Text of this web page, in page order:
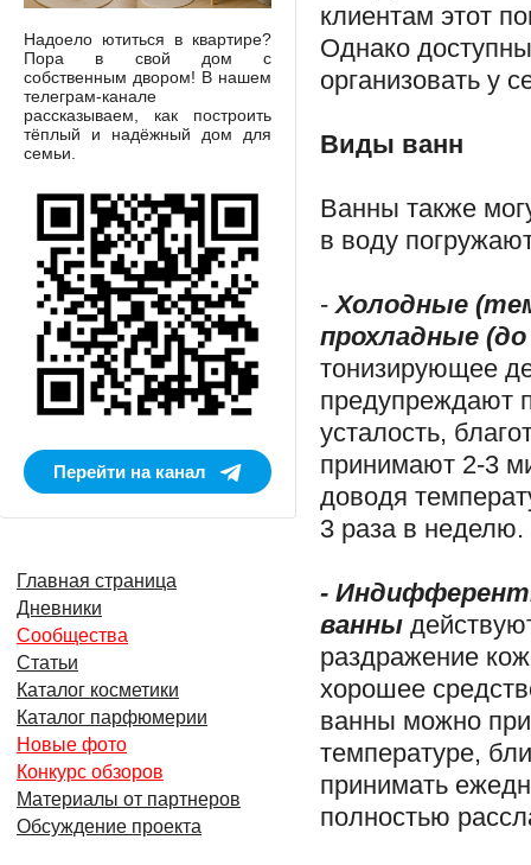
клиентам этот
Однако
организовать у
Виды ванн
Ванны также
в воду
-Холодные
прохладные
тонизирующее
предупреждают
усталость,
принимают 2-3
доводя
3 раза в неделю.
-
ванны
раздражение
хорошее
ванны можно
температуре,
принимать
полностью
Надоело ютиться в квартире?
Пора в свой дом с
собственным двором! В нашем
телеграм-канале
рассказываем, как построить
тёплый и надёжный дом для
семьи.
Перейти на канал
Главная страница
Дневники
Сообщества
Статьи
Каталог косметики
Каталог парфюмерии
Новые фото
Конкурс обзоров
Материалы от партнеров
Обсуждение проекта